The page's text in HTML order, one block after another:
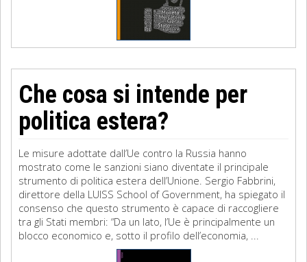
Che cosa si intende per
politica estera?
Le misure adottate dall’Ue contro la Russia hanno
mostrato come le sanzioni siano diventate il principale
strumento di politica estera dell’Unione. Sergio Fabbrini,
direttore della LUISS School of Government, ha spiegato il
consenso che questo strumento è capace di raccogliere
tra gli Stati membri: “Da un lato, l’Ue è principalmente un
blocco economico e, sotto il profilo dell’economia, ...